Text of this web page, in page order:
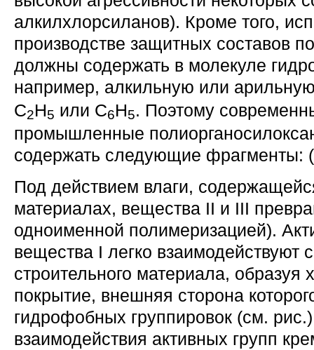
алкилхлорсиланов). Кроме того,
производстве защитных составов
должны содержать в молекуле
например, алкильную или
C2H5 или C6H5. Поэтому
промышленные
содержать следующие фрагменты:
Под действием влаги,
материалах, вещества II и III
одноименной полимеризацией).
вещества I легко взаимодействуют
строительного материала, образуя
покрытие, внешняя сторона
гидрофобных группировок (см.
взаимодействия активных групп